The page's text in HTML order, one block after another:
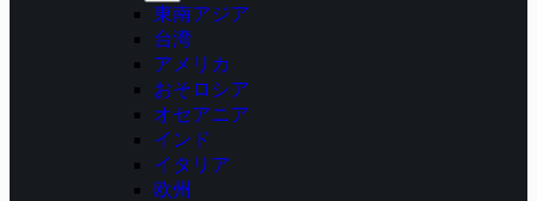
東南アジア
台湾
アメリカ
おそロシア
オセアニア
インド
イタリア
欧州